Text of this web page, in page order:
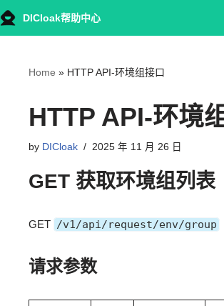
Skip
content
DICloak帮助中心
Home » HTTP API-环境组接口
HTTP API-环境
by DICloak 2025 年 11 月 26 日
GET 获取环境组列表
GET /v1/api/request/env/group
请求参数